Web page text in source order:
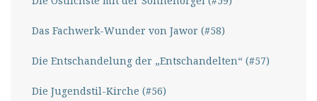
Das Fachwerk-Wunder von Jawor (#58)
Die Entschandelung der „Entschandelten“ (#57)
Die Jugendstil-Kirche (#56)